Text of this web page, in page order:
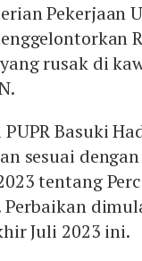
Pekerjaan
rusak di
Basuki
sesuai
tentang
Perbaikan
Juli 2023 ini.